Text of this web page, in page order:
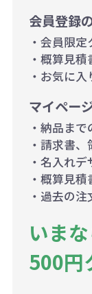
会員登録
・会員限
・概算見
・お気に
マイペー
・納品ま
・請求書
・名入れ
・概算見
・過去の
いま
500円